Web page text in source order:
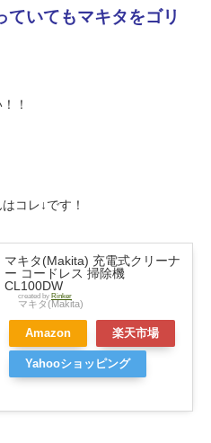
ていてもマキタをゴリ
！
コレ↓です！
マキタ(Makita) 充電式クリーナ
ー コードレス 掃除機
CL100DW
created by Rinker
マキタ(Makita)
Amazon 楽天市場
Yahooショッピング